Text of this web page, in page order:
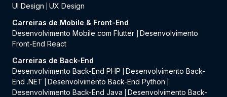
UI Design
UX Design
Carreiras de Mobile & Front-End
Desenvolvimento Mobile com Flutter
Desenvolvimento
Front-End React
Carreiras de Back-End
Desenvolvimento Back-End PHP
Desenvolvimento Back-
End .NET
Desenvolvimento Back-End Python
Desenvolvimento Back-End Java
Desenvolvimento Back-